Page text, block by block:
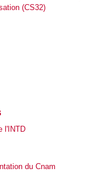
(CS32)
l'INTD
du Cnam